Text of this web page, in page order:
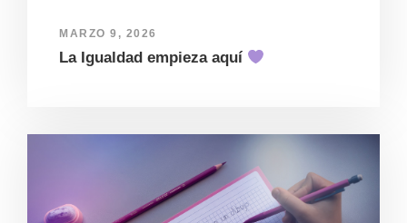
MARZO 9, 2026
La Igualdad empieza aquí